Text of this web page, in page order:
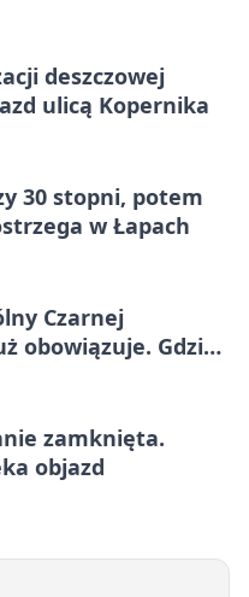
deszczowej
ulicą Kopernika
30 stopni, potem
w Łapach
Czarnej
obowiązuje. Gdzie
zamknięta.
objazd